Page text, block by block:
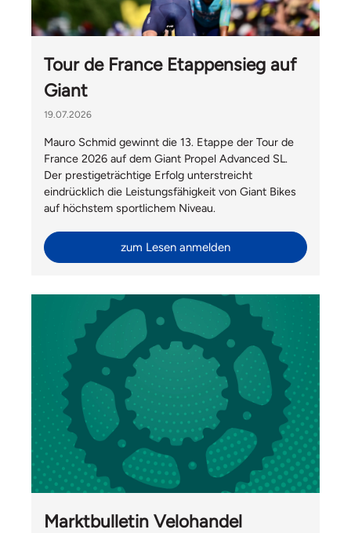
Tour de France Etappensieg auf
Giant
19.07.2026
Mauro Schmid gewinnt die 13. Etappe der Tour de
France 2026 auf dem Giant Propel Advanced SL.
Der prestigeträchtige Erfolg unterstreicht
eindrücklich die Leistungsfähigkeit von Giant Bikes
auf höchstem sportlichem Niveau.
zum Lesen anmelden
Marktbulletin Velohandel